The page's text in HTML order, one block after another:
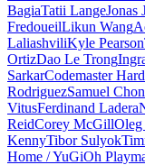
BagiaTatii LangeJonas
FredoueilLikun Wang
LaliashviliKyle Pearson
OrtizDao Le Trong
SarkarCodemaster
RodriguezSamuel Chon
VitusFerdinand Ladera
ReidCorey McGillOleg
KennyTibor Sulyok
Home /YuGiOh